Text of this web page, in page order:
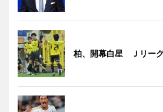
柏、開幕白星 Ｊリー